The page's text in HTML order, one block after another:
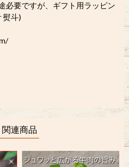
必要ですが、ギフト用ラッピン
熨斗)
関連商品